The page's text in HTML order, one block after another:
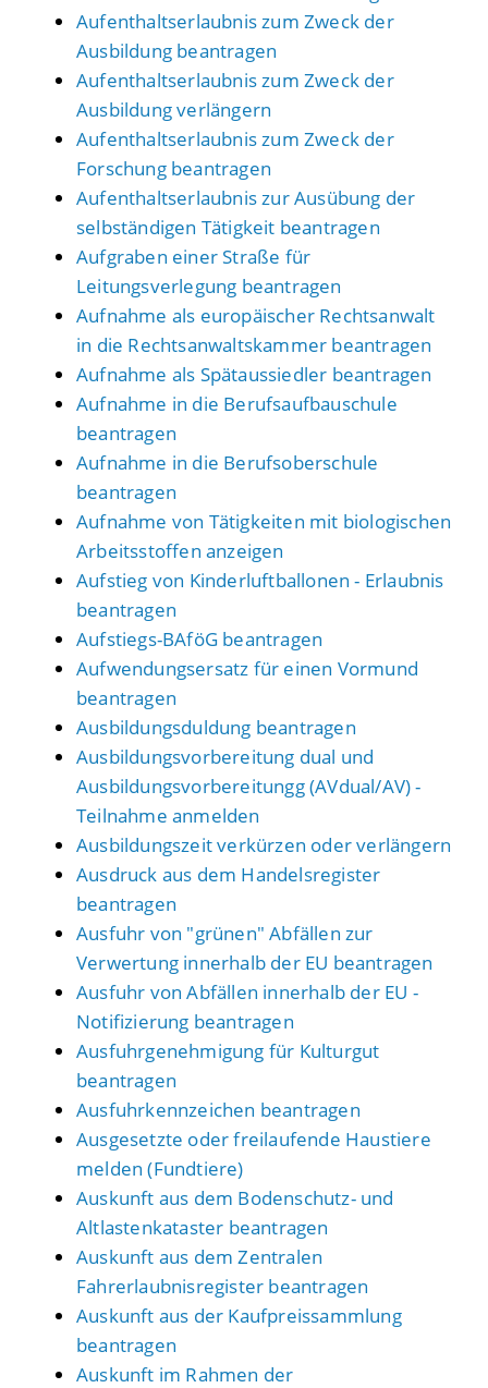
Aufenthaltserlaubnis zum Zweck der
Ausbildung beantragen
Aufenthaltserlaubnis zum Zweck der
Ausbildung verlängern
Aufenthaltserlaubnis zum Zweck der
Forschung beantragen
Aufenthaltserlaubnis zur Ausübung der
selbständigen Tätigkeit beantragen
Aufgraben einer Straße für
Leitungsverlegung beantragen
Aufnahme als europäischer Rechtsanwalt
in die Rechtsanwaltskammer beantragen
Aufnahme als Spätaussiedler beantragen
Aufnahme in die Berufsaufbauschule
beantragen
Aufnahme in die Berufsoberschule
beantragen
Aufnahme von Tätigkeiten mit biologischen
Arbeitsstoffen anzeigen
Aufstieg von Kinderluftballonen - Erlaubnis
beantragen
Aufstiegs-BAföG beantragen
Aufwendungsersatz für einen Vormund
beantragen
Ausbildungsduldung beantragen
Ausbildungsvorbereitung dual und
Ausbildungsvorbereitungg (AVdual/AV) -
Teilnahme anmelden
Ausbildungszeit verkürzen oder verlängern
Ausdruck aus dem Handelsregister
beantragen
Ausfuhr von "grünen" Abfällen zur
Verwertung innerhalb der EU beantragen
Ausfuhr von Abfällen innerhalb der EU -
Notifizierung beantragen
Ausfuhrgenehmigung für Kulturgut
beantragen
Ausfuhrkennzeichen beantragen
Ausgesetzte oder freilaufende Haustiere
melden (Fundtiere)
Auskunft aus dem Bodenschutz- und
Altlastenkataster beantragen
Auskunft aus dem Zentralen
Fahrerlaubnisregister beantragen
Auskunft aus der Kaufpreissammlung
beantragen
Auskunft im Rahmen der